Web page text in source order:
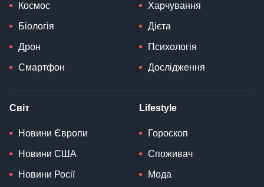
Космос
Біологія
Дрон
Смартфон
Харчування
Дієта
Психологія
Дослідження
Світ
Новини Європи
Новини США
Новини Росії
Lifestyle
Гороскоп
Споживач
Мода